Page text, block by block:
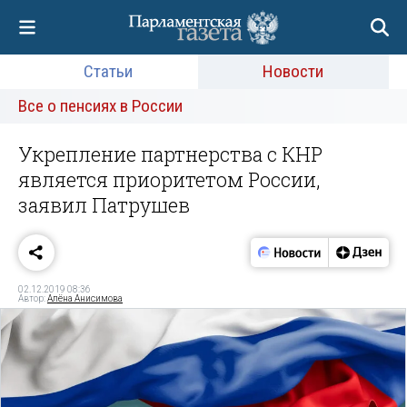
Статьи
Новости
Все о пенсиях в России
Укрепление партнерства с КНР
является приоритетом России,
заявил Патрушев
02.12.2019 08:36
Автор:Алёна Анисимова